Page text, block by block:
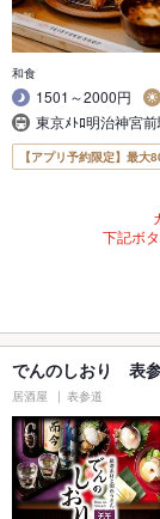
和食
1501～2000円
東京ﾒﾄﾛ明治神宮
【アプリ予約限定】最
下記ボ
でんのしおり 表
居酒屋 表参道